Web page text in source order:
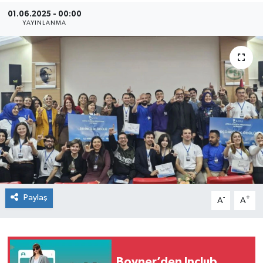
01.06.2025 - 00:00
YAYINLANMA
Paylaş A- A+
SEKTÖR
ŞİRKET PANO
SÖYLEŞİ
ÜLKE
YAŞAM